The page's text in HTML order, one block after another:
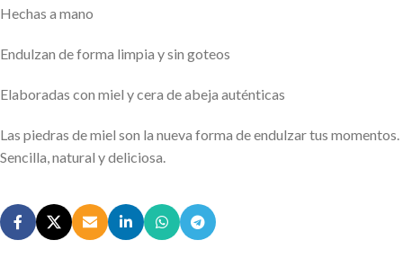
Hechas a mano
Endulzan de forma limpia y sin goteos
Elaboradas con miel y cera de abeja auténticas
Las piedras de miel son la nueva forma de endulzar tus momentos.
Sencilla, natural y deliciosa.